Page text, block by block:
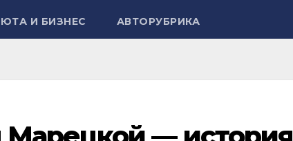
И БИЗНЕС АВТОРУБРИКА